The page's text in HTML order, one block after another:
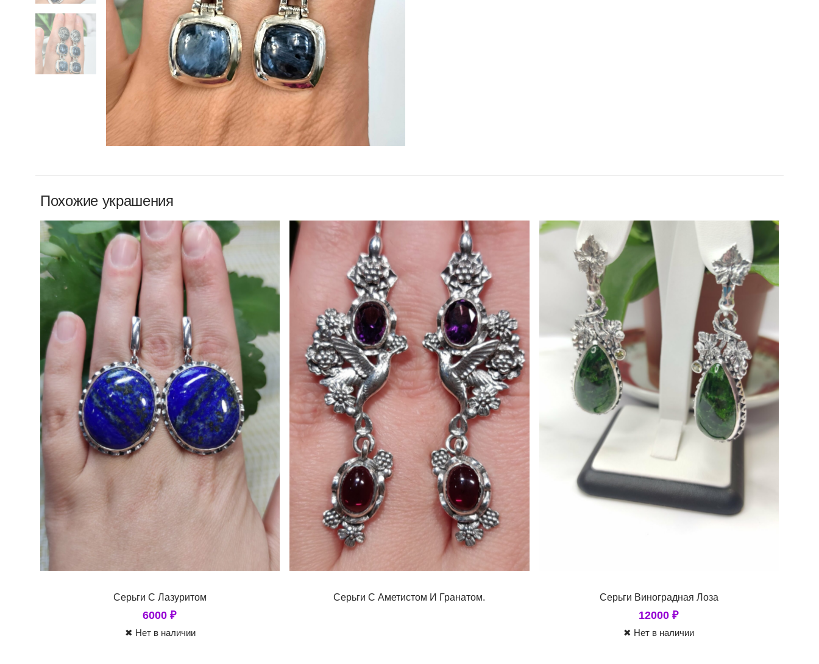
Похожие украшения
Серьги С Лазуритом
6000₽
✖ Нет в наличии
Серьги С Аметистом И Гранатом. Серьги Виноградная Лоза
12000 ₽
✖ Нет в наличии